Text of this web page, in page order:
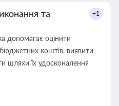
та
+1
допомагає оцінити
коштів, виявити
шляхи їх удосконалення